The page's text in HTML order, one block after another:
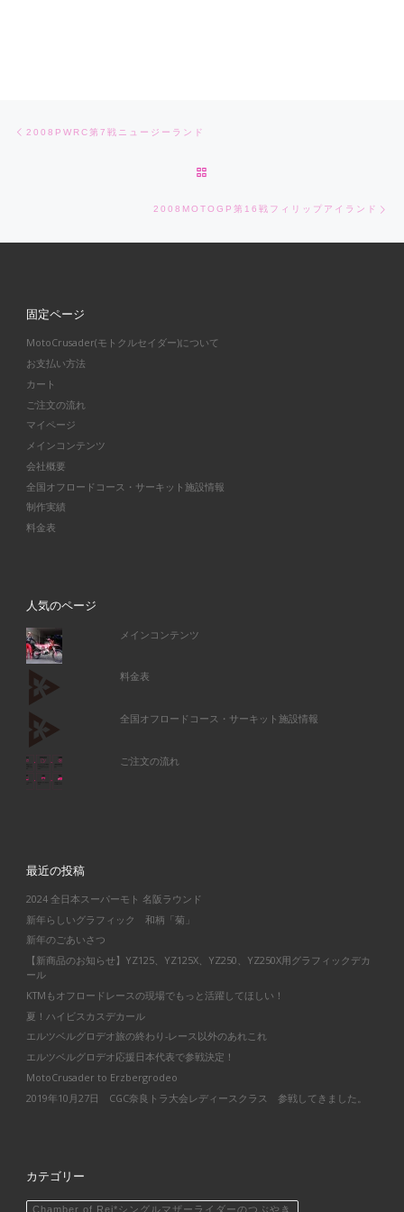
Post navigation
2008PWRC第7戦ニュージーランド
2008MOTOGP第16戦フィリップアイランド
固定ページ
MotoCrusader(モトクルセイダー)について
お支払い方法
カート
ご注文の流れ
マイページ
メインコンテンツ
会社概要
全国オフロードコース・サーキット施設情報
制作実績
料金表
人気のページ
メインコンテンツ
料金表
全国オフロードコース・サーキット施設情報
ご注文の流れ
最近の投稿
2024 全日本スーパーモト 名阪ラウンド
新年らしいグラフィック 和柄「菊」
新年のごあいさつ
【新商品のお知らせ】YZ125、YZ125X、YZ250、YZ250X用グラフィックデカ
ール
KTMもオフロードレースの現場でもっと活躍してほしい！
夏！ハイビスカスデカール
エルツベルグロデオ旅の終わり-レース以外のあれこれ
エルツベルグロデオ応援日本代表で参戦決定！
MotoCrusader to Erzbergrodeo
2019年10月27日 CGC奈良トラ大会レディースクラス 参戦してきました。
カテゴリー
Chamber of Rei*シングルマザーライダーのつぶやき